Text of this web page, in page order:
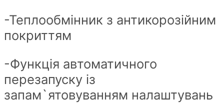
-Теплообмінник з антикорозійним
покриттям
-Функція автоматичного
перезапуску із
запам`ятовуванням налаштувань